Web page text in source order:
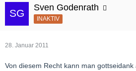
Sven Godenrath
INAKTIV
28. Januar 2011
Von diesem Recht kann man